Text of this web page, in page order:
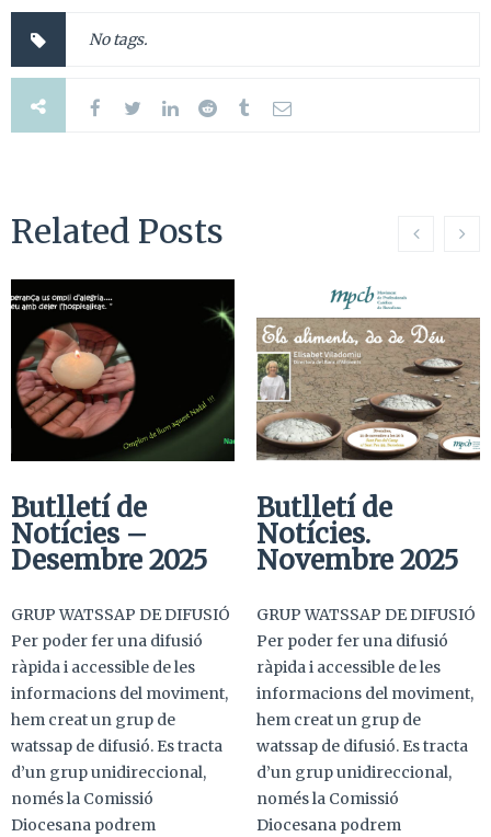
No tags.
Related Posts
Butlletí de
Notícies –
Desembre 2025
GRUP WATSSAP DE DIFUSIÓ
Per poder fer una difusió
ràpida i accessible de les
informacions del moviment,
hem creat un grup de
watssap de difusió. Es tracta
d’un grup unidireccional,
només la Comissió
Diocesana podrem
Butlletí de
Notícies.
Novembre 2025
GRUP WATSSAP DE DIFUSIÓ
Per poder fer una difusió
ràpida i accessible de les
informacions del moviment,
hem creat un grup de
watssap de difusió. Es tracta
d’un grup unidireccional,
només la Comissió
Diocesana podrem